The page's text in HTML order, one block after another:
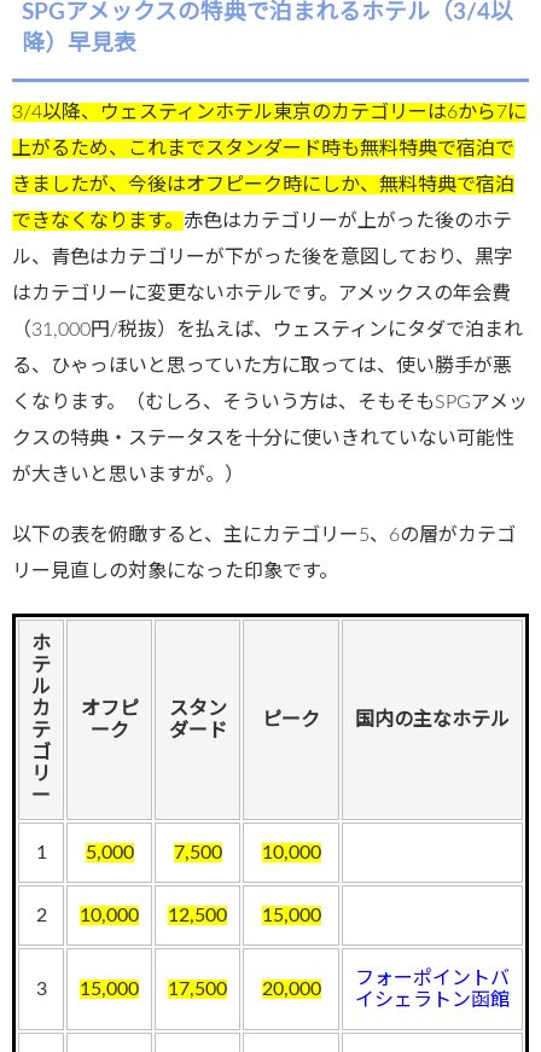
SPGアメックスの特典で泊まれるホテル（3/4以
降）早見表
3/4以降、ウェスティンホテル東京のカテゴリーは6から7に
上がるため、これまでスタンダード時も無料特典で宿泊で
きましたが、今後はオフピーク時にしか、無料特典で宿泊
できなくなります。 赤色はカテゴリーが上がった後のホテ
ル、青色はカテゴリーが下がった後を意図しており、黒字
はカテゴリーに変更ないホテルです。アメックスの年会費
（31,000円/税抜）を払えば、ウェスティンにタダで泊まれ
る、ひゃっほいと思っていた方に取っては、使い勝手が悪
くなります。（むしろ、そういう方は、そもそもSPGアメッ
クスの特典・ステータスを十分に使いきれていない可能性
が大きいと思いますが。）
以下の表を俯瞰すると、主にカテゴリー5、6の層がカテゴ
リー見直しの対象になった印象です。
ホ
テ
ル
カ
テ
ゴ
リ
ー
オフピ
ーク
スタン
ダード
ピーク 国内の主なホテル
1 5,000 7,500 10,000
2 10,000 12,500 15,000
3 15,000 17,500 20,000
フォーポイントバ
イシェラトン函館